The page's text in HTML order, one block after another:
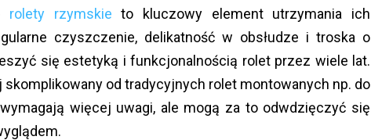
rolety rzymskie to kluczowy element utrzymania ich
czyszczenie, delikatność w obsłudze i troska o
się estetyką i funkcjonalnością rolet przez wiele lat.
od tradycyjnych rolet montowanych np. do
więcej uwagi, ale mogą za to odwdzięczyć się